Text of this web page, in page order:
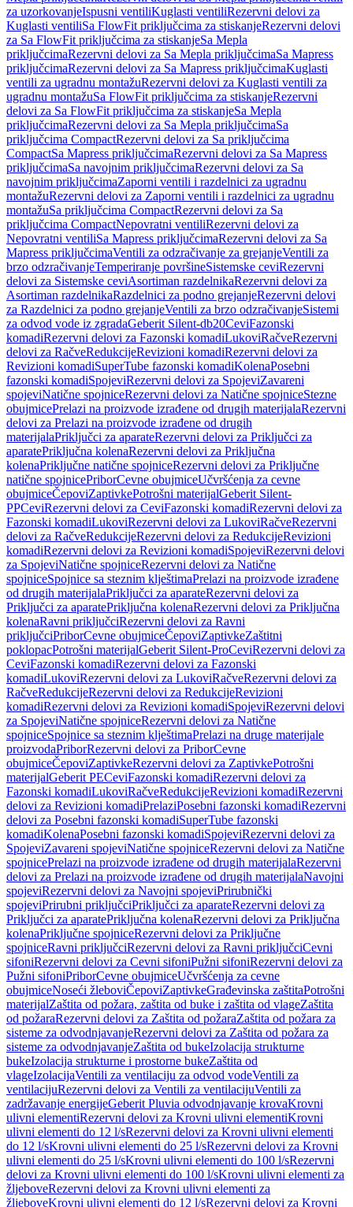
za uzorkovanjeIspusni ventiliKuglasti ventiliRezervni delovi za
Kuglasti ventiliSa FlowFit priključcima za stiskanjeRezervni delovi
za Sa FlowFit priključcima za stiskanjeSa Mepla
priključcimaRezervni delovi za Sa Mepla priključcimaSa Mapress
priključcimaRezervni delovi za Sa Mapress priključcimaKuglasti
ventili za ugradnu montažuRezervni delovi za Kuglasti ventili za
ugradnu montažuSa FlowFit priključcima za stiskanjeRezervni
delovi za Sa FlowFit priključcima za stiskanjeSa Mepla
priključcimaRezervni delovi za Sa Mepla priključcimaSa
priključcima CompactRezervni delovi za Sa priključcima
CompactSa Mapress priključcimaRezervni delovi za Sa Mapress
priključcimaSa navojnim priključcimaRezervni delovi za Sa
navojnim priključcimaZaporni ventili i razdelnici za ugradnu
montažuRezervni delovi za Zaporni ventili i razdelnici za ugradnu
montažuSa priključcima CompactRezervni delovi za Sa
priključcima CompactNepovratni ventiliRezervni delovi za
Nepovratni ventiliSa Mapress priključcimaRezervni delovi za Sa
Mapress priključcimaVentili za odzračivanje za grejanjeVentili za
brzo odzračivanjeTemperiranje površineSistemske ceviRezervni
delovi za Sistemske ceviAsortiman razdelnikaRezervni delovi za
Asortiman razdelnikaRazdelnici za podno grejanjeRezervni delovi
za Razdelnici za podno grejanjeVentili za brzo odzračivanjeSistemi
za odvod vode iz zgradaGeberit Silent-db20CeviFazonski
komadiRezervni delovi za Fazonski komadiLukoviRačveRezervni
delovi za RačveRedukcijeRevizioni komadiRezervni delovi za
Revizioni komadiSuperTube fazonski komadiKolenaPosebni
fazonski komadiSpojeviRezervni delovi za SpojeviZavareni
spojeviNatične spojniceRezervni delovi za Natične spojniceStezne
obujmicePrelazi na proizvode izrađene od drugih materijalaRezervni
delovi za Prelazi na proizvode izrađene od drugih
materijalaPriključci za aparateRezervni delovi za Priključci za
aparatePriključna kolenaRezervni delovi za Priključna
kolenaPriključne natične spojniceRezervni delovi za Priključne
natične spojnicePriborCevne obujmiceUčvršćenja za cevne
obujmiceČepoviZaptivkePotrošni materijalGeberit Silent-
PPCeviRezervni delovi za CeviFazonski komadiRezervni delovi za
Fazonski komadiLukoviRezervni delovi za LukoviRačveRezervni
delovi za RačveRedukcijeRezervni delovi za RedukcijeRevizioni
komadiRezervni delovi za Revizioni komadiSpojeviRezervni delovi
za SpojeviNatične spojniceRezervni delovi za Natične
spojniceSpojnice sa steznim klještimaPrelazi na proizvode izrađene
od drugih materijalaPriključci za aparateRezervni delovi za
Priključci za aparatePriključna kolenaRezervni delovi za Priključna
kolenaRavni priključciRezervni delovi za Ravni
priključciPriborCevne obujmiceČepoviZaptivkeZaštitni
poklopacPotrošni materijalGeberit Silent-ProCeviRezervni delovi za
CeviFazonski komadiRezervni delovi za Fazonski
komadiLukoviRezervni delovi za LukoviRačveRezervni delovi za
RačveRedukcijeRezervni delovi za RedukcijeRevizioni
komadiRezervni delovi za Revizioni komadiSpojeviRezervni delovi
za SpojeviNatične spojniceRezervni delovi za Natične
spojniceSpojnice sa steznim klještimaPrelazi na druge materijale
proizvodaPriborRezervni delovi za PriborCevne
obujmiceČepoviZaptivkeRezervni delovi za ZaptivkePotrošni
materijalGeberit PECeviFazonski komadiRezervni delovi za
Fazonski komadiLukoviRačveRedukcijeRevizioni komadiRezervni
delovi za Revizioni komadiPrelaziPosebni fazonski komadiRezervni
delovi za Posebni fazonski komadiSuperTube fazonski
komadiKolenaPosebni fazonski komadiSpojeviRezervni delovi za
SpojeviZavareni spojeviNatične spojniceRezervni delovi za Natične
spojnicePrelazi na proizvode izrađene od drugih materijalaRezervni
delovi za Prelazi na proizvode izrađene od drugih materijalaNavojni
spojeviRezervni delovi za Navojni spojeviPrirubnički
spojeviPrirubni priključciPriključci za aparateRezervni delovi za
Priključci za aparatePriključna kolenaRezervni delovi za Priključna
kolenaPriključne spojniceRezervni delovi za Priključne
spojniceRavni priključciRezervni delovi za Ravni priključciCevni
sifoniRezervni delovi za Cevni sifoniPužni sifoniRezervni delovi za
Pužni sifoniPriborCevne obujmiceUčvršćenja za cevne
obujmiceNoseći žleboviČepoviZaptivkeGrađevinska zaštitaPotrošni
materijalZaštita od požara, zaštita od buke i zaštita od vlageZaštita
od požaraRezervni delovi za Zaštita od požaraZaštita od požara za
sisteme za odvodnjavanjeRezervni delovi za Zaštita od požara za
sisteme za odvodnjavanjeZaštita od bukeIzolacija strukturne
bukeIzolacija strukturne i prostorne bukeZaštita od
vlageIzolacijaVentili za ventilaciju za odvod vodeVentili za
ventilacijuRezervni delovi za Ventili za ventilacijuVentili za
zadržavanje energijeGeberit Pluvia odvodnjavanje krovaKrovni
ulivni elementiRezervni delovi za Krovni ulivni elementiKrovni
ulivni elementi do 12 l/sRezervni delovi za Krovni ulivni elementi
do 12 l/sKrovni ulivni elementi do 25 l/sRezervni delovi za Krovni
ulivni elementi do 25 l/sKrovni ulivni elementi do 100 l/sRezervni
delovi za Krovni ulivni elementi do 100 l/sKrovni ulivni elementi za
žljeboveRezervni delovi za Krovni ulivni elementi za
žljeboveKrovni ulivni elementi do 12 l/sRezervni delovi za Krovni